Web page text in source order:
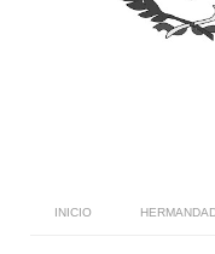
INICIO